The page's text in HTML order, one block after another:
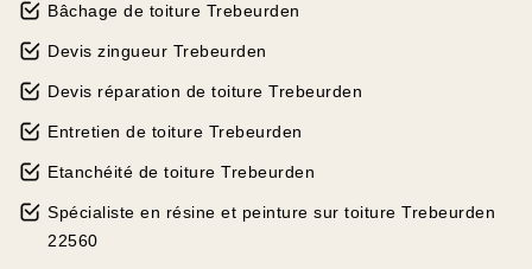
Bâchage de toiture Trebeurden
Devis zingueur Trebeurden
Devis réparation de toiture Trebeurden
Entretien de toiture Trebeurden
Etanchéité de toiture Trebeurden
Spécialiste en résine et peinture sur toiture Trebeurden
22560